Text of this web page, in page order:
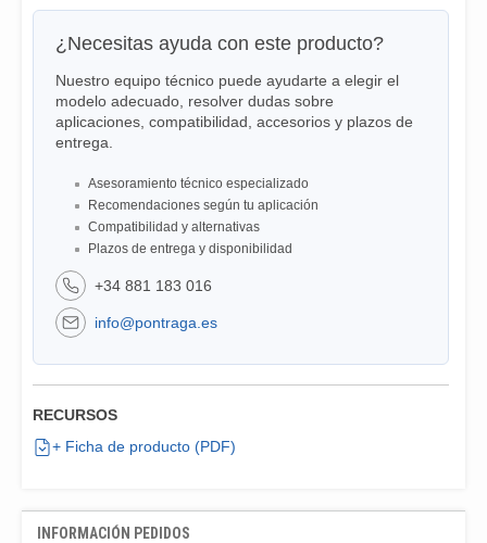
¿Necesitas ayuda con este producto?
Nuestro equipo técnico puede ayudarte a elegir el
modelo adecuado, resolver dudas sobre
aplicaciones, compatibilidad, accesorios y plazos de
entrega.
Asesoramiento técnico especializado
Recomendaciones según tu aplicación
Compatibilidad y alternativas
Plazos de entrega y disponibilidad
+34 881 183 016
info@pontraga.es
RECURSOS
+ Ficha de producto (PDF)
INFORMACIÓN PEDIDOS